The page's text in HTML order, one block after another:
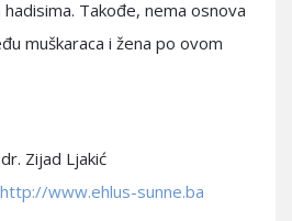
Takođe, nema osnova
muškaraca i žena po ovom
Zijad Ljakić
http://www.ehlus-sunne.ba